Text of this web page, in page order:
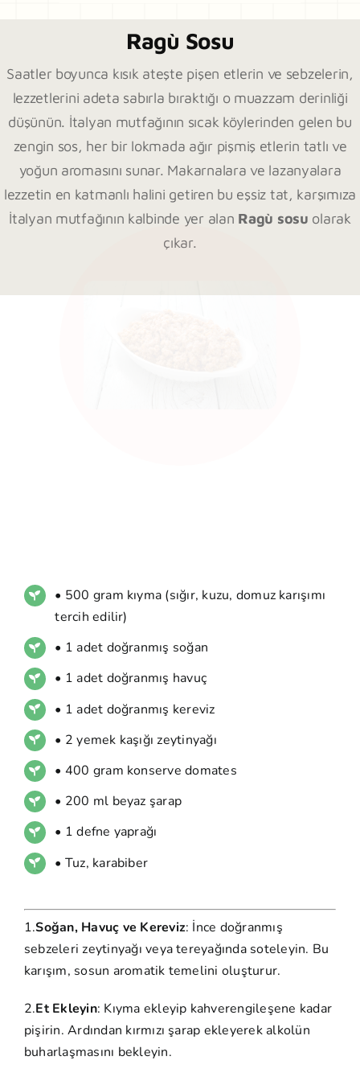
Ragù Sosu
Saatler boyunca kısık ateşte pişen etlerin ve sebzelerin,
lezzetlerini adeta sabırla bıraktığı o muazzam derinliği
düşünün. İtalyan mutfağının sıcak köylerinden gelen bu
zengin sos, her bir lokmada ağır pişmiş etlerin tatlı ve
yoğun aromasını sunar. Makarnalara ve lazanyalara
lezzetin en katmanlı halini getiren bu eşsiz tat, karşımıza
İtalyan mutfağının kalbinde yer alan Ragù sosu olarak
çıkar.
• 500 gram kıyma (sığır, kuzu, domuz karışımı
tercih edilir)
• 1 adet doğranmış soğan
• 1 adet doğranmış havuç
• 1 adet doğranmış kereviz
• 2 yemek kaşığı zeytinyağı
• 400 gram konserve domates
• 200 ml beyaz şarap
• 1 defne yaprağı
• Tuz, karabiber
1.Soğan, Havuç ve Kereviz: İnce doğranmış
sebzeleri zeytinyağı veya tereyağında soteleyin. Bu
karışım, sosun aromatik temelini oluşturur.
2.Et Ekleyin: Kıyma ekleyip kahverengileşene kadar
pişirin. Ardından kırmızı şarap ekleyerek alkolün
buharlaşmasını bekleyin.